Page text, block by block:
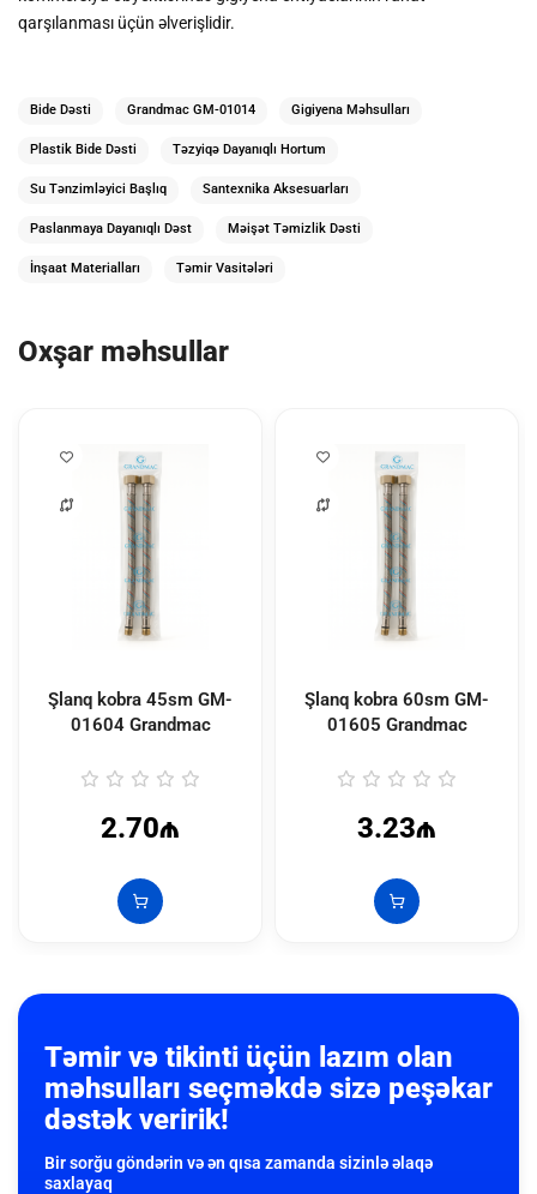
qarşılanması üçün əlverişlidir.
Bide Dəsti Grandmac GM-01014 Gigiyena Məhsulları
Plastik Bide Dəsti Təzyiqə Dayanıqlı Hortum
Su Tənzimləyici Başlıq Santexnika Aksesuarları
Paslanmaya Dayanıqlı Dəst Məişət Təmizlik Dəsti
İnşaat Materialları Təmir Vasitələri
Oxşar məhsullar
Şlanq kobra 45sm GM-
01604 Grandmac
2.70₼
Şlanq kobra 60sm GM-
01605 Grandmac
3.23₼
Təmir və tikinti üçün lazım olan
məhsulları seçməkdə sizə peşəkar
dəstək veririk!
Bir sorğu göndərin və ən qısa zamanda sizinlə əlaqə
saxlayaq